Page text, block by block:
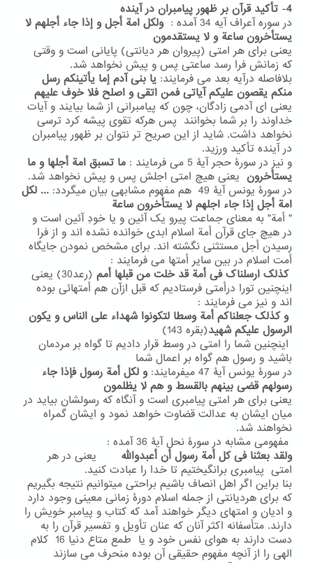
4
- تأکید قرآن بر ظهور پیامبران در آینده
در سوره آعراف آیه 34 آمده :
ولکل امة أجل و إذا جاء أجلهم لا
یستأخرون ساعة و لا یستقدمون
یعنی برای هر امتی (پیروان هر دیانتی) پایانی است و وقتی
که زمانش فرا رسد ساعتی پس و پیش نخواهد شد.
بلافاصله درآیه بعد می فرمایند: یا بنی آدم إما یأتینکم رسل
منکم یقصون علیکم آیاتی فمن اتقی و اصلح فلا خوف علیهم
یعنی ای آدمی زادگان، چون که پیامبرانی از شما بیایند و آیات
خداوند را بر شما بخوانند پس هرکه تقوی پیشه کرد ترسی
نخواهد داشت. شاید از این صریح تر نتوان بر ظهور پیامبران
در آینده تأکید ورزید.
و نیز در سورۀ حجر آیۀ 5 می فرمایند :
ما تسبق امة أجلها و ما
یستأخرون یعنی هیچ امتی اجلش پس و پیش نخواهد شد.
در سورۀ یونس آیۀ 49 هم مفهوم مشابهی بیان میگردد:
... لکل
امة أجل إذا جاء اجلهم لا یستأخرون ساعة
" أمة" به معنای جماعت پیرو یک آئین و یا خودِ آئین است و
در هیچ جای قرآن أمة اسلام ابدی خوانده نشده اند و از فرا
رسیدن أجل مستثنی نگشته اند. برای مشخص نمودن جایگاه
أمت اسلام در بین سایر أمتها می فرمایند :
کذلک ارسلناک فی أمة قد خلت من قبلها أمم
(رعد30) یعنی
اینچنین تورا درأمتی فرستادیم که قبل ازآن هم أمتهائی بوده
اند و نیز می فرمایند :
و کذلک جعلناکم أمة وسطا لتکونوا شهداء علی الناس و یکون
الرسول علیکم شهید(بقره 143)
اینچنین شما را امتی در وسط قرار دادیم تا گواه بر مردمان
باشید و رسول هم گواه بر اعمال شما
در سورۀ یونس آیۀ 47 میفرمایند:
و لکل أمة رسول فإذا جاء
رسولهم قضی بینهم بالقسط و هم لا یظلمون
یعنی برای هر امتی پیامبری است و آنگاه که رسولشان بیاید در
میان ایشان به عدالت قضاوت خواهد نمود و ایشان گمراه
نخواهند شد.
مفهومی مشابه در سورۀ نحل آیۀ 36 آمده :
ولقد بعثنا فی کل أمة رسول أن أعبدوالله یعنی در هر
امتی پیامبری برانگیختیم تا خدا را عبادت کنید.
بنا براین اگر اهل انصاف باشیم براحتی میتوانیم نتیجه بگیریم
که برای هردیانتی از جمله اسلام دورۀ زمانی معینی وجود دارد
و ادیان و امتهای دیگر خواهند آمد که کتاب و پیامبر خویش را
دارند. متأسفانه اکثر آنان که عنان تأویل و تفسیر قرآن را به
دست دارند به هوای نفس خود و یا طمع متاع دنیا 16 کلام
الهی را از آنچه مفهوم حقیقی آن بوده منحرف می سازند